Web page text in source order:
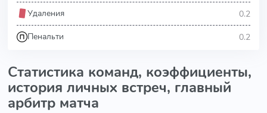
Удаления 0.2
Пенальти 0.2
Статистика команд, коэффициенты,
история личных встреч, главный
арбитр матча